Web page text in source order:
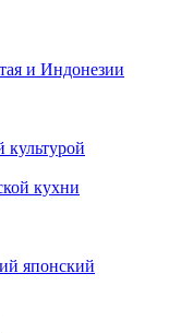
и Индонезии
культурой
кухни
японский